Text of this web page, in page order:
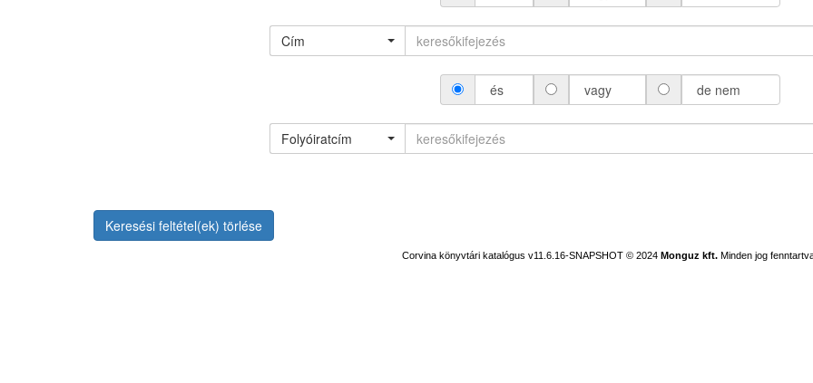
Cím
és vagy de nem
Folyóiratcím
Keresési feltétel(ek) törlése
Corvina könyvtári katalógus v11.6.16-SNAPSHOT © 2024 Monguz kft. Minden jog